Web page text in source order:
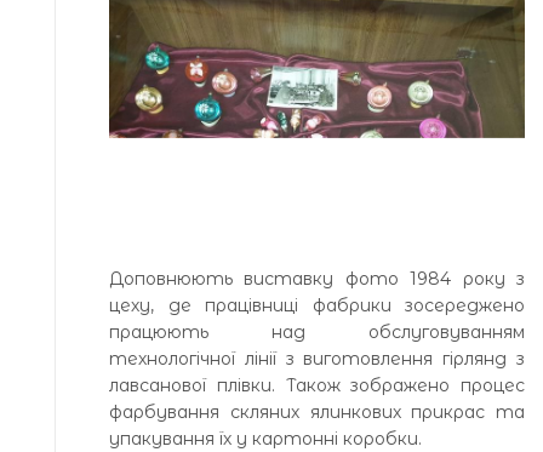
Доповнюють виставку фото 1984 року з
цеху, де працівниці фабрики зосереджено
працюють над обслуговуванням
технологічної лінії з виготовлення гірлянд з
лавсанової плівки. Також зображено процес
фарбування скляних ялинкових прикрас та
упакування їх у картонні коробки.